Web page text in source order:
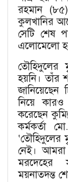
রহমান (৮৫)
কুলখানির
সেটি শেষ
এলোমেলো
তৌহিদুলের
হয়নি। তাঁর
জানিয়েছেন
নিয়ে
করেছেন
কর্মকর্তা
‘তৌহিদুলের
নেই। আমরা
মরদেহের
ময়নাতদন্ত